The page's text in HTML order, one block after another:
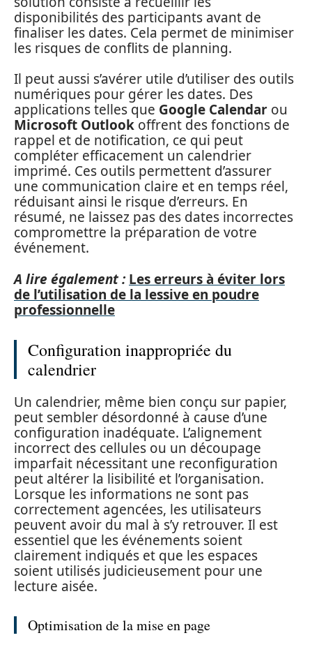
disponibilités des participants avant de
finaliser les dates. Cela permet de minimiser
les risques de conflits de planning.
Il peut aussi s’avérer utile d’utiliser des outils
numériques pour gérer les dates. Des
applications telles que Google Calendar ou
Microsoft Outlook offrent des fonctions de
rappel et de notification, ce qui peut
compléter efficacement un calendrier
imprimé. Ces outils permettent d’assurer
une communication claire et en temps réel,
réduisant ainsi le risque d’erreurs. En
résumé, ne laissez pas des dates incorrectes
compromettre la préparation de votre
événement.
A lire également : Les erreurs à éviter lors
de l’utilisation de la lessive en poudre
professionnelle
Configuration inappropriée du
calendrier
Un calendrier, même bien conçu sur papier,
peut sembler désordonné à cause d’une
configuration inadéquate. L’alignement
incorrect des cellules ou un découpage
imparfait nécessitant une reconfiguration
peut altérer la lisibilité et l’organisation.
Lorsque les informations ne sont pas
correctement agencées, les utilisateurs
peuvent avoir du mal à s’y retrouver. Il est
essentiel que les événements soient
clairement indiqués et que les espaces
soient utilisés judicieusement pour une
lecture aisée.
Optimisation de la mise en page